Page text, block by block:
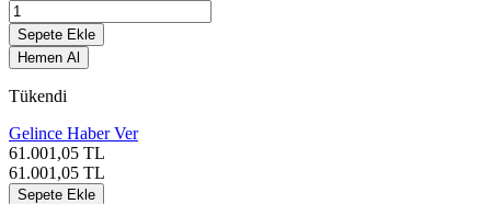
Sepete Ekle
Hemen Al
Tükendi
Gelince Haber Ver
61.001,05 TL
61.001,05 TL
Sepete Ekle